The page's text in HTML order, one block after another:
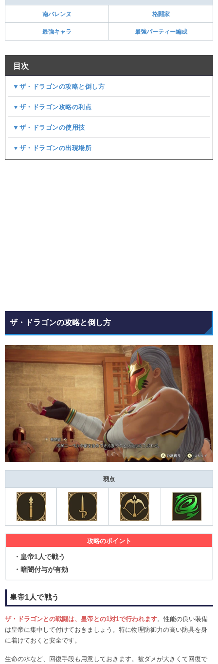
南バレンヌ 格闘家
最強キャラ 最強パーティー編成
目次
▼ザ・ドラゴンの攻略と倒し方
▼ザ・ドラゴン攻略の利点
▼ザ・ドラゴンの使用技
▼ザ・ドラゴンの出現場所
ザ・ドラゴンの攻略と倒し方
弱点
攻略のポイント
・皇帝1人で戦う
・暗闇付与が有効
皇帝1人で戦う
ザ・ドラゴンとの戦闘は、皇帝との1対1で行われます。性能の良い装備
は皇帝に集中して付けておきましょう。特に物理防御力の高い防具を身
に着けておくと安全です。
生命の水など、回復手段も用意しておきます。被ダメが大きくて回復で